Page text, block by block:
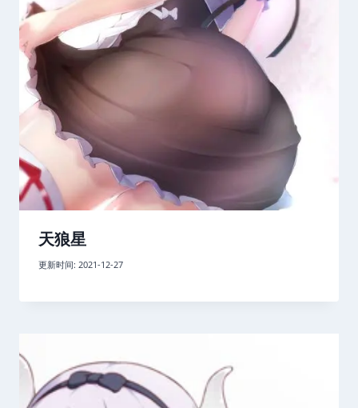
天狼星
更新时间: 2021-12-27